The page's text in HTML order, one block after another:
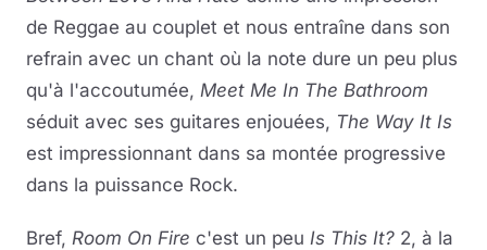
de Reggae au couplet et nous entraîne dans son
refrain avec un chant où la note dure un peu plus
qu'à l'accoutumée, Meet Me In The Bathroom
séduit avec ses guitares enjouées, The Way It Is
est impressionnant dans sa montée progressive
dans la puissance Rock.
Bref, Room On Fire c'est un peu Is This It? 2, à la